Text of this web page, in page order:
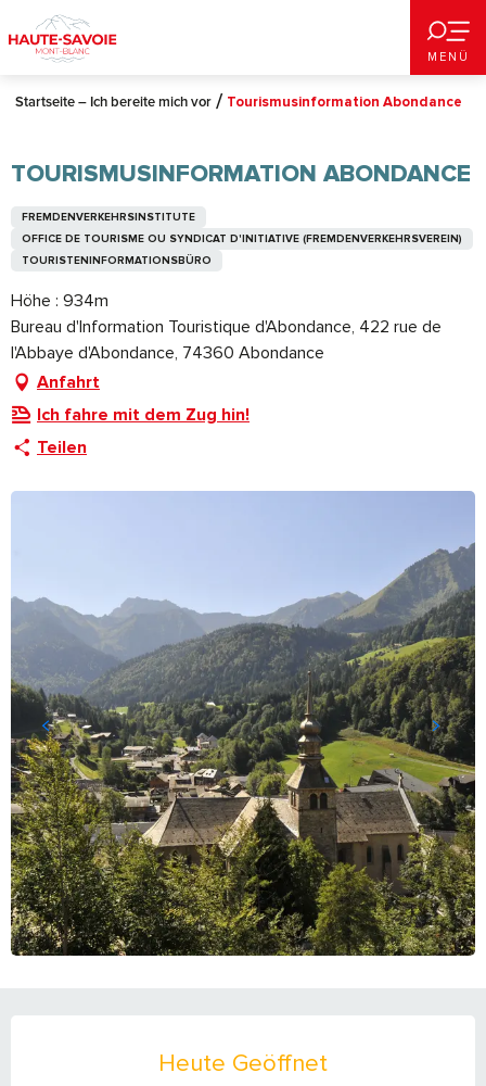
au
contenu
principal
MENÜ
Startseite – Ich bereite mich vor Tourismusinformation Abondance
TOURISMUSINFORMATION ABONDANCE
FREMDENVERKEHRSINSTITUTE
OFFICE DE TOURISME OU SYNDICAT D'INITIATIVE (FREMDENVERKEHRSVEREIN)
TOURISTENINFORMATIONSBÜRO
Höhe : 934m
Bureau d'Information Touristique d'Abondance, 422 rue de
l'Abbaye d'Abondance, 74360 Abondance
Anfahrt
Ich fahre mit dem Zug hin!
Teilen
Heute Geöffnet